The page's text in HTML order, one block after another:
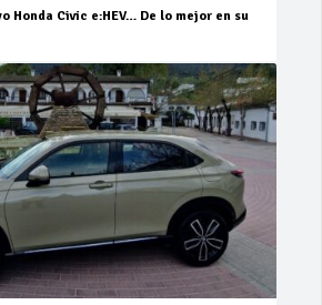
Honda Civic e:HEV… De lo mejor en su